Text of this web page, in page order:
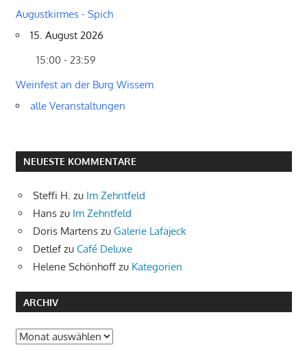
Augustkirmes - Spich
15. August 2026
15:00 - 23:59
Weinfest an der Burg Wissem
alle Veranstaltungen
NEUESTE KOMMENTARE
Steffi H. zu Im Zehntfeld
Hans zu Im Zehntfeld
Doris Martens zu Galerie Lafajeck
Detlefzu Café Deluxe
Helene Schönhoff zu Kategorien
ARCHIV
Archiv